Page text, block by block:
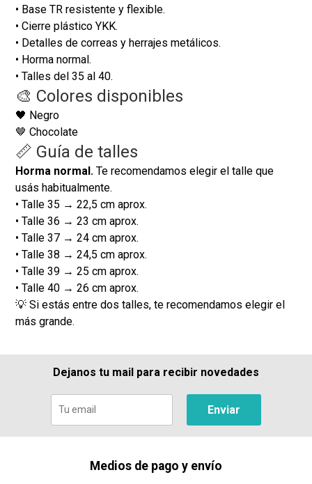
• Base TR resistente y flexible.
• Cierre plástico YKK.
• Detalles de correas y herrajes metálicos.
• Horma normal.
• Talles del 35 al 40.
🎨 Colores disponibles
🖤 Negro
🤎 Chocolate
📏 Guía de talles
Horma normal. Te recomendamos elegir el talle que
usás habitualmente.
• Talle 35 → 22,5 cm aprox.
• Talle 36 → 23 cm aprox.
• Talle 37 → 24 cm aprox.
• Talle 38 → 24,5 cm aprox.
• Talle 39 → 25 cm aprox.
• Talle 40 → 26 cm aprox.
💡 Si estás entre dos talles, te recomendamos elegir el
más grande.
Dejanos tu mail para recibir novedades
Enviar
Medios de pago y envío